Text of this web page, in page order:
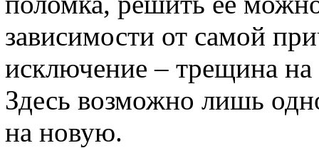
зависимости от самой
исключение – трещина
Здесь возможно лишь
на новую.